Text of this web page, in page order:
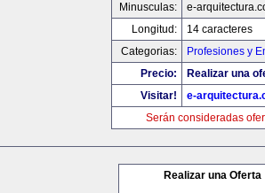
Minusculas:
e-
Longitud:
14 caracteres
Categorias:
Profesiones y
Precio:
Realizar una
Visitar!
e-
Serán consideradas
Realizar una Oferta